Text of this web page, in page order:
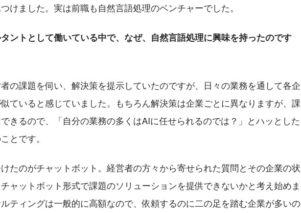
けました。実は前職も自然言語処理のベンチャーでした。
トとして働いている中で、なぜ、自然言語処理に興味を持ったのです
の課題を伺い、解決策を提示していたのですが、日々の業務を通して各企
ていると感じていました。もちろん解決策は企業ごとに異なりますが、課
きるので、「自分の業務の多くはAIに任せられるのでは？」とハッとした
とです。
たのがチャットボット。経営者の方々から寄せられた質問とその企業の状
ャットボット形式で課題のソリューションを提供できないかと考え始めま
ティングは一般的に高額なので、依頼するのに二の足を踏む企業が多いの